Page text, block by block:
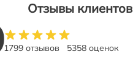
Отзывы клиентов
1799 отзывов 5358 оценок